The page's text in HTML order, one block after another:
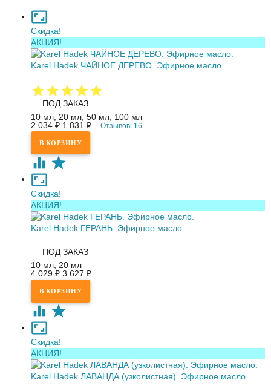
Скидка!
АКЦИЯ!
Karel Hadek ЧАЙНОЕ ДЕРЕВО. Эфирное масло.
ПОД ЗАКАЗ
10 мл; 20 мл; 50 мл; 100 мл
2 034 ₽ 1 831 ₽ Отзывов: 16
Скидка!
АКЦИЯ!
Karel Hadek ГЕРАНЬ. Эфирное масло.
ПОД ЗАКАЗ
10 мл; 20 мл
4 029 ₽ 3 627 ₽
Скидка!
АКЦИЯ!
Karel Hadek ЛАВАНДА (узколистная). Эфирное масло.